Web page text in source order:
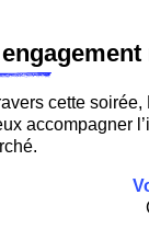
cette
accompagner